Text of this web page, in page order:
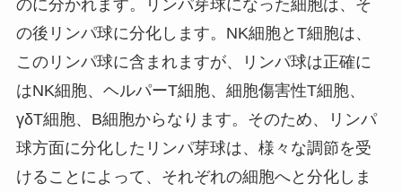
のに分かれます。リンパ芽球になった細胞は、そ
の後リンパ球に分化します。NK細胞とT細胞は、
このリンパ球に含まれますが、リンパ球は正確に
はNK細胞、ヘルパーT細胞、細胞傷害性T細胞、
γδT細胞、B細胞からなります。そのため、リンパ
球方面に分化したリンパ芽球は、様々な調節を受
けることによって、それぞれの細胞へと分化しま